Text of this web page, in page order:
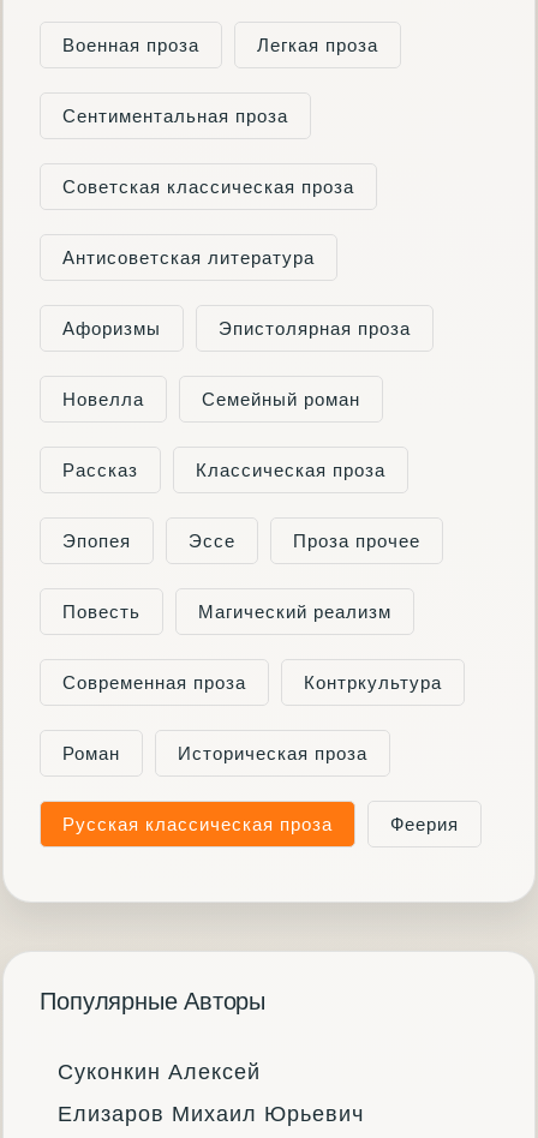
Военная проза Легкая проза
Сентиментальная проза
Советская классическая проза
Антисоветская литература
Афоризмы Эпистолярная проза
Новелла Семейный роман
Рассказ Классическая проза
Эпопея Эссе Проза прочее
Повесть Магический реализм
Современная проза Контркультура
Роман Историческая проза
Русская классическая проза Феерия
Популярные Авторы
Суконкин Алексей
Елизаров Михаил Юрьевич